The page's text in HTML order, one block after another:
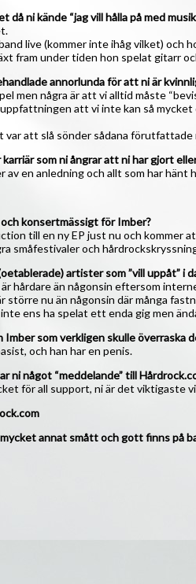
då ni kände “jag vill hålla på med
live (kommer inte ihåg vilket) och
fram under tiden hon spelat gitarr
annorlunda för att ni är
men några är att vi alltid måste
att vi inte kan så
var att slå sönder sådana förutfattade
som ni ångrar att ni har gjort
en anledning och allt som har hänt
konsertmässigt för Imber?
till en ny EP just nu och kommer
småfestivaler och
artister som ”vill uppåt” i
hårdare än någonsin eftersom
större nu än någonsin där många
ens ha spelat ett enda gig men
Imber som verkligen skulle överraska
och han har en penis.
ni något “meddelande” till
för all support, ni är det viktigaste
annat smått och gott finns på